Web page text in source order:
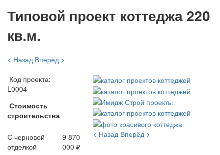
Типовой проект коттеджа 220
кв.м.
< Назад Вперёд >
Код проекта:
L0004
Стоимость
строительства
С черновой
отделкой
9 870
000 ₽
< Назад Вперёд >